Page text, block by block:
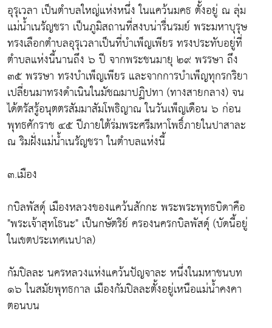
อุรุเวลา เป็นตำบลใหญ่แห่งหนึ่ง ในแคว้นมคธ ตั้งอยู่ ณ ลุ่ม
แม่น้ำเนรัญชรา เป็นภูมิสถานที่สงบน่ารื่นรมย์ พระมหาบุรุษ
ทรงเลือกตำบลอุรุเวลาเป็นที่บำเพ็ญเพียร ทรงประทับอยู่ที่
ตำบลแห่งนี้นานถึง ๖ ปี จากพระชนมายุ ๒๙ พรรษา ถึง
๓๕ พรรษา ทรงบำเพ็ญเพียร และจากการบำเพ็ญทุกรกริยา
เปลี่ยนมาทรงดำเนินในมัชฌมาปฏิปทา (ทางสายกลาง) จน
ได้ตรัสรู้อนุตตรสัมมาสัมโพธิญาณ ในวันเพ็ญเดือน ๖ ก่อน
พุทธศักราช ๔๕ ปีภายใต้ร่มพระศรีมหาโพธิ์ภายในปาสาละ
ณ ริมฝั่งแม่น้ำเนรัญชรา ในตำบลแห่งนี้
๓.เมือง
กบิลพัสดุ์ เมืองหลวงของแคว้นสักกะ พระพระพุทธบิดาคือ
"พระเจ้าสุทโธนะ" เป็นกษัตริย์ ครองนครกบิลพัสดุ์ (บัดนี้อยู่
ในเขตประเทศเนปาล)
กัมปิลละ นครหลวงแห่งแคว้นปัญจาละ หนึ่งในมหาชนบท
๑๖ ในสมัยพุทธกาล เมืองกัมปิลละตั้งอยู่เหนือแม่น้ำคงคา
ตอนบน